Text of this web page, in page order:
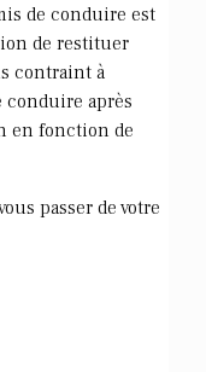
de conduire est
de restituer
contraint à
conduire après
en fonction de
passer de votre